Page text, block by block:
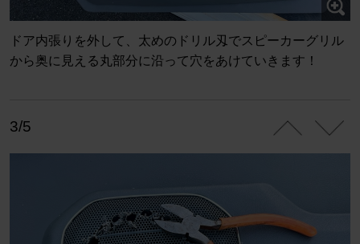
ドア内張りを外して、太めのドリル刄でスピーカーグリル
から奥に見える丸部分に沿って穴をあけていきます！
3/5